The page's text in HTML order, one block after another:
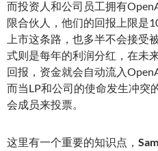
而投资人和公司员工拥有
限合伙人，他们的回报上限是
上市这条路，也多半不会接受
式则是每年的利润分红，在未
回报，资金就会自动流入
而当LP和公司的使命发生冲突
会成员来投票。
这里有一个重要的知识点，